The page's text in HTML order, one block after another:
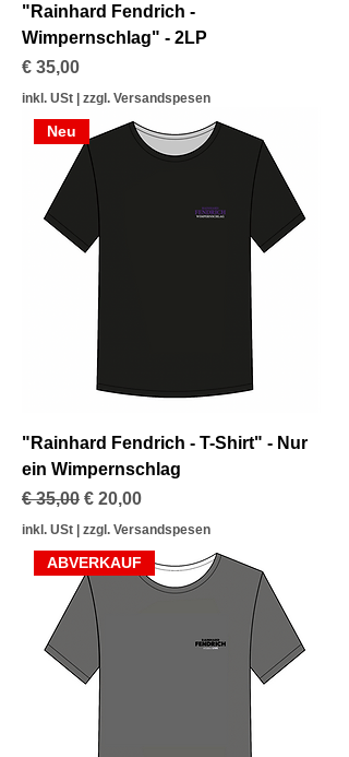
"Rainhard Fendrich -
Wimpernschlag" - 2LP
Preis
€ 35,00
inkl. USt zzgl. Versandspesen
Neu
"Rainhard Fendrich - T-Shirt" - Nur
ein Wimpernschlag
Standardpreis
€ 35,00 Sale-Preis
€ 20,00
inkl. USt zzgl. Versandspesen
ABVERKAUF